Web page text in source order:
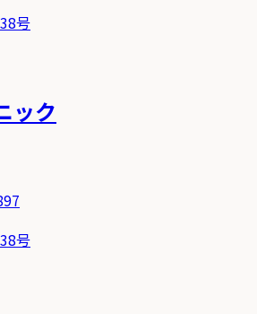
号
ック
号